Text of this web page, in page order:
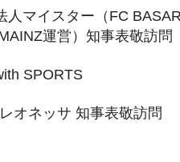
人マイスター（FC
運営）知事表敬訪問
SPORTS
オネッサ 知事表敬訪問